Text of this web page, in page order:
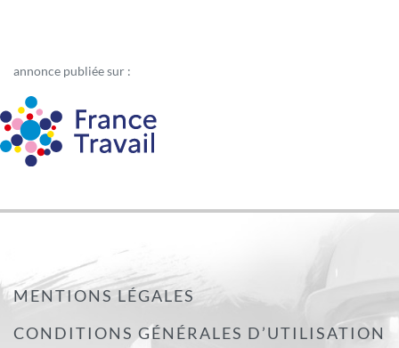
annonce publiée sur :
MENTIONS LÉGALES
CONDITIONS GÉNÉRALES D’UTILISATION